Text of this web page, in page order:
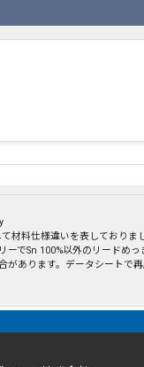
材料仕様違いを表しており
でSn 100%以外のリードめ
があります。データシートで